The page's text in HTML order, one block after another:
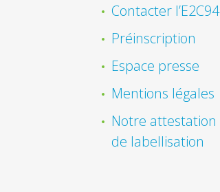
Contacter l’E2C94
Préinscription
Espace presse
Mentions légales
Notre attestation
de labellisation